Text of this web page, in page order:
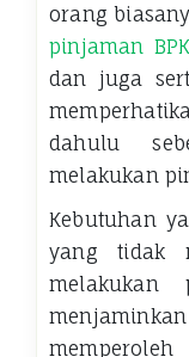
orang
pinjaman
dan juga
dahulu
melakukan
Kebutuhan
yang tidak
melakukan